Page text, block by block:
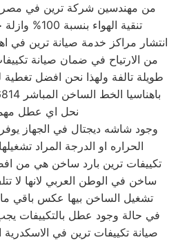
من مهندسين شركة ترين في مصر
تنقية الهواء بنسبة 100% وازلة جميع الروائح الكريهه
انتشار مراكز خدمة صيانة ترين في
من الارتياح في ضمان صيانة
طويلة تالفة ولهذا نحن افضل تغطية
نحل اي عطل
وجود شاشه ديجتال في الجهاز
الحراره او الدرجة المراد
تكييفات ترين بارد ساخن هي من
ساخن في الوطن العربي لانها لا
تشغيل الساخن بيها عكس باقي
في حالة وجود عطل بالتكييفات
صيانة تكييفات ترين في